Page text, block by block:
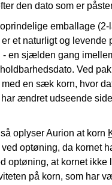
den dato som er
emballage
et naturligt og
en sjælden gang
Ved
en sæk korn, hvor
ændret udseende
oplyser Aurion at korn
optøning, da kornet
optøning, at kornet
på korn, som har